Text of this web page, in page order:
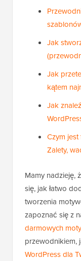
Jak
Jak
kątem
Jak
Czym
Zalety,
Mamy nadzieję,
się, jak łatwo
tworzenia
zapoznać się z
darmowych
przewodnikiem,
WordPress dla